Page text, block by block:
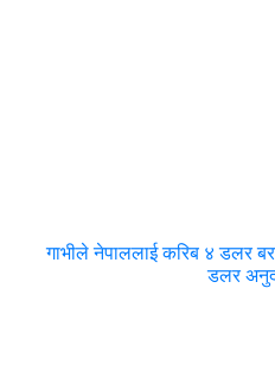
गाभीले नेपाललाई करिब ४ डलर
डलर